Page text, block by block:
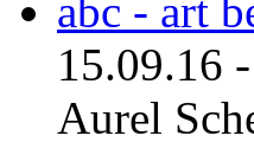
abc - art
15.09.16 -
Aurel